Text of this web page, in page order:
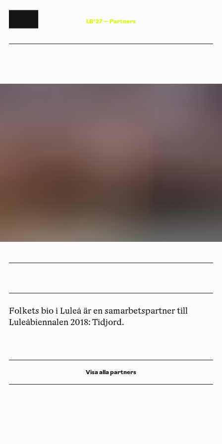
LB°27—Partners
Folkets bio i Luleå är en samarbetspartner till
Luleåbiennalen 2018: Tidjord.
Visa alla partners